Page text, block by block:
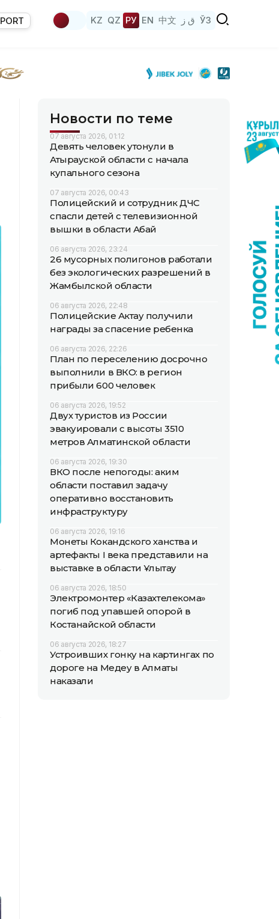
KZ QZ РУ EN 中文 ق ز ЎЗ
Новости по теме
07 августа 2026, 01:12
Девять человек утонули в
Атырауской области с начала
купального сезона
07 августа 2026, 00:43
Полицейский и сотрудник ДЧС
спасли детей с телевизионной
вышки в области Абай
06 августа 2026, 23:24
26 мусорных полигонов работали
без экологических разрешений в
Жамбылской области
06 августа 2026, 22:48
Полицейские Актау получили
награды за спасение ребенка
06 августа 2026, 22:26
План по переселению досрочно
выполнили в ВКО: в регион
прибыли 600 человек
06 августа 2026, 19:52
Двух туристов из России
эвакуировали с высоты 3510
метров Алматинской области
06 августа 2026, 19:30
ВКО после непогоды: аким
области поставил задачу
оперативно восстановить
инфраструктуру
06 августа 2026, 19:16
Монеты Кокандского ханства и
артефакты I века представили на
выставке в области Ұлытау
06 августа 2026, 18:50
Электромонтер «Казахтелекома»
погиб под упавшей опорой в
Костанайской области
06 августа 2026, 18:27
Устроивших гонку на картингах по
дороге на Медеу в Алматы
наказали